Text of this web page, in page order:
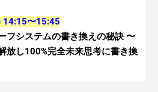
14:15〜15:45
フシステムの書き換えの秘訣 〜
放し100%完全未来思考に書き換